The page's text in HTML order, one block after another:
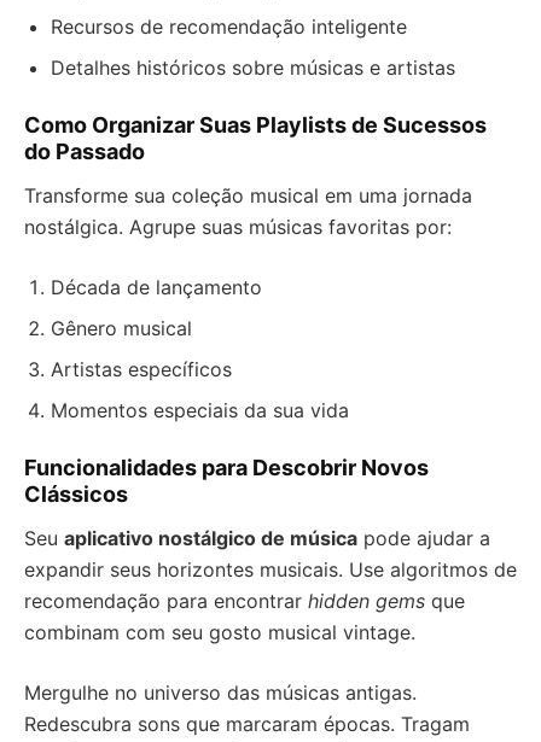
Recursos de recomendação inteligente
Detalhes históricos sobre músicas e artistas
Como Organizar Suas Playlists de Sucessos
do Passado
Transforme sua coleção musical em uma jornada
nostálgica. Agrupe suas músicas favoritas por:
Década de lançamento
Gênero musical
Artistas específicos
Momentos especiais da sua vida
Funcionalidades para Descobrir Novos
Clássicos
Seu aplicativo nostálgico de música pode ajudar a
expandir seus horizontes musicais. Use algoritmos de
recomendação para encontrar hidden gems que
combinam com seu gosto musical vintage.
Mergulhe no universo das músicas antigas.
Redescubra sons que marcaram épocas. Tragam